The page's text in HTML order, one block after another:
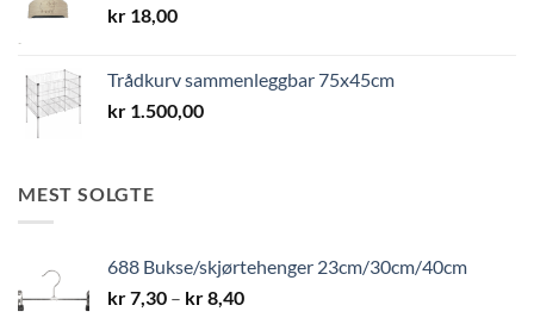
kr 18,00
Trådkurv sammenleggbar 75x45cm
kr 1.500,00
MEST SOLGTE
688 Bukse/skjørtehenger 23cm/30cm/40cm
kr7,30 – kr8,40Prisområde: